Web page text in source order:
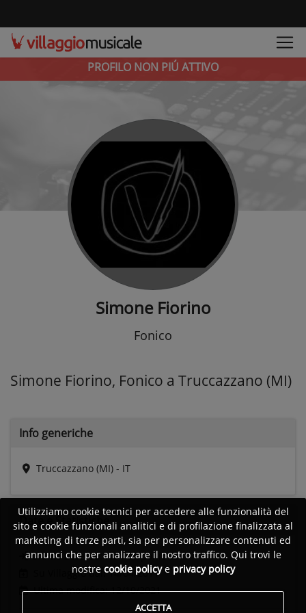
PROFILO NON PIÚ ATTIVO
Simone Fiorino
Fonico
Simone Fiorino, Fonico a Truccazzano (MI)
Info generiche
Truccazzano (MI) - IT
Date eStatistiche
Ultimo accesso:Non disponibile
Su Villaggio dal: 14/04/2011
Ultima modifica: 12/10/2021
Utilizziamo cookie tecnici per accedere alle funzionalità del
sito e cookie funzionali analitici e di profilazione finalizzata al
marketing di terze parti, sia per personalizzare contenuti ed
annunci che per analizzare il nostro traffico. Qui trovi le
nostre cookie policye privacy policy
ACCETTA